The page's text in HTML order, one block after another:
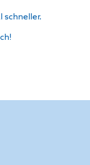
schneller.